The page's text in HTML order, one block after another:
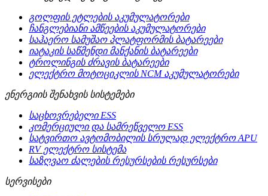
გოლფის ეტლების აკუმულატორები
ჩანგლებიანი ამწეების აკუმულატორები
საჰაერო სამუშაო პლატფორმის ბატარეები
იატაკის საწმენდი მანქანის ბატარეები
ტროლინგის ძრავის ბატარეები
ელექტრო მოტოციკლის NCM აკუმულატორები
ენერგიის შენახვის სისტემები
საცხოვრებელი ESS
კომერციული და სამრეწველო ESS
სატვირთო ავტომობილის სრულად ელექტრო APU
RV ელექტრო სისტემა
საზღვაო ძალების რესურსების რესურსები
სერვისები